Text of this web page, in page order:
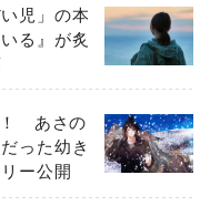
児」の本
る』が炙
！ あさの
った幼き
ー公開